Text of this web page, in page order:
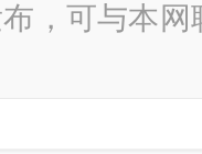
，可与本